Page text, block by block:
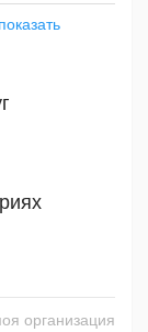
показать
организация